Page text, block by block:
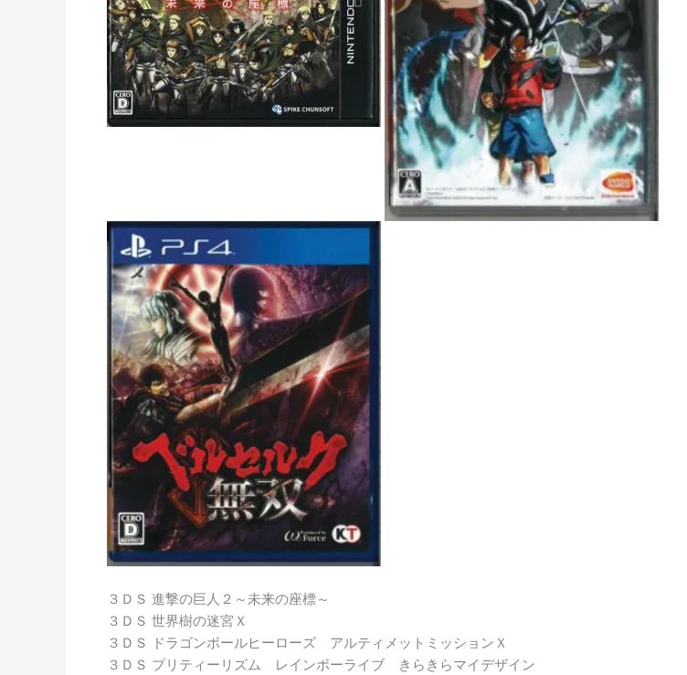
３ＤＳ 進撃の巨人２～未来の座標～
３ＤＳ 世界樹の迷宮Ｘ
３ＤＳ ドラゴンボールヒーローズ アルティメットミッションＸ
３ＤＳ プリティーリズム レインボーライブ きらきらマイデザイン